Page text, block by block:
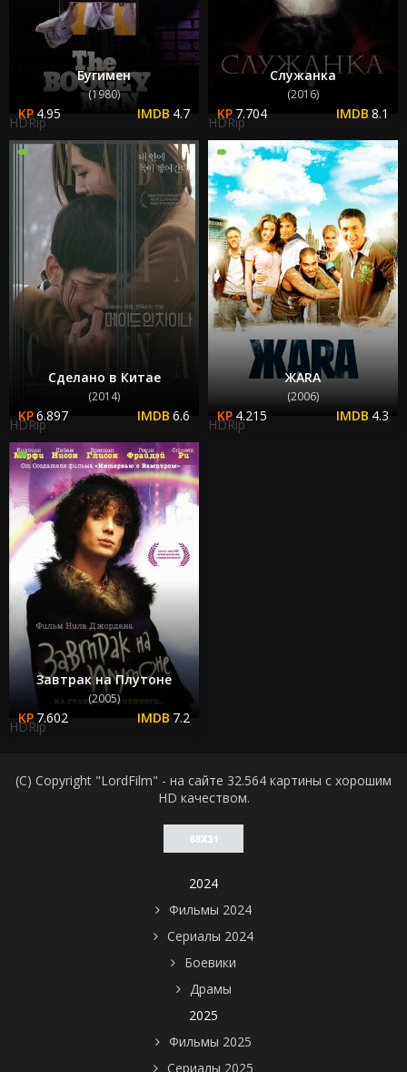
Бугимен
(1980)
4.95 4.7
HDRip
Служанка
(2016)
7.704 8.1
HDRip
Сделано в Китае
(2014)
6.897 6.6
HDRip
ЖАRА
(2006)
4.215 4.3
HDRip
Завтрак на Плутоне
(2005)
7.602 7.2
HDRip
(C) Copyright "LordFilm" - на сайте 32.564 картины с хорошим
HD качеством.
2024
Фильмы 2024
Сериалы 2024
Боевики
Драмы
2025
Фильмы 2025
Сериалы 2025